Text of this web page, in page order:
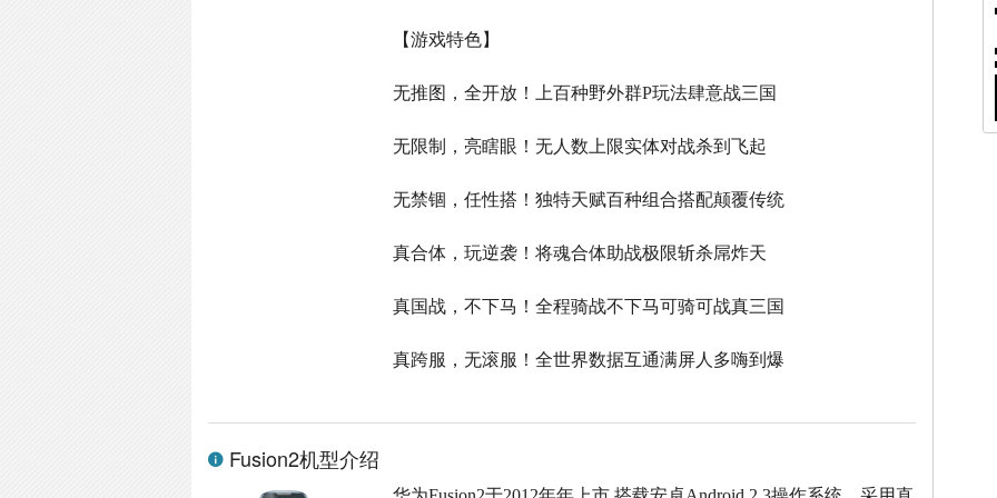
【游戏特色】
无推图，全开放！上百种野外群P玩法肆意战三国
无限制，亮瞎眼！无人数上限实体对战杀到飞起
无禁锢，任性搭！独特天赋百种组合搭配颠覆传统
真合体，玩逆袭！将魂合体助战极限斩杀屌炸天
真国战，不下马！全程骑战不下马可骑可战真三国
真跨服，无滚服！全世界数据互通满屏人多嗨到爆
Fusion2机型介绍